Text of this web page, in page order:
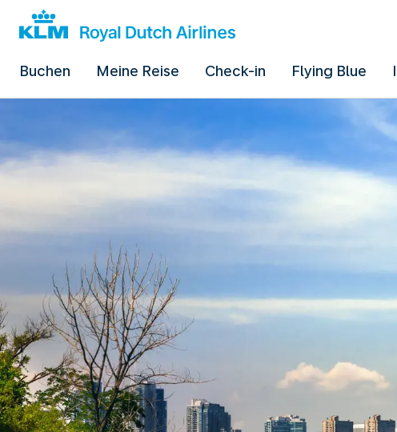
Buchen Meine Reise Check-in Flying Blue